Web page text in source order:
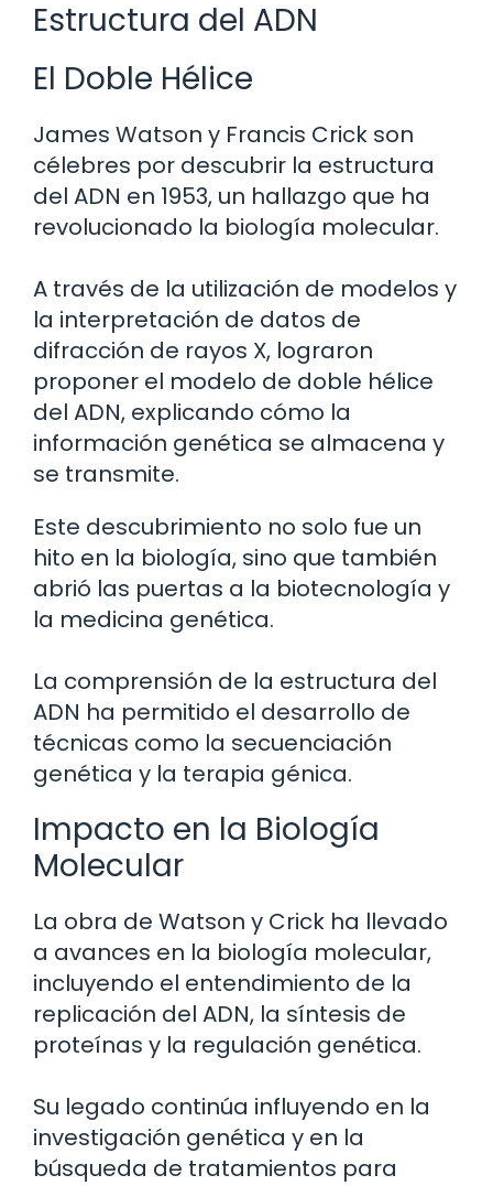
Estructura del ADN
El Doble Hélice
James Watson y Francis Crick son
célebres por descubrir la estructura
del ADN en 1953, un hallazgo que ha
revolucionado la biología molecular.
A través de la utilización de modelos y
la interpretación de datos de
difracción de rayos X, lograron
proponer el modelo de doble hélice
del ADN, explicando cómo la
información genética se almacena y
se transmite.
Este descubrimiento no solo fue un
hito en la biología, sino que también
abrió las puertas a la biotecnología y
la medicina genética.
La comprensión de la estructura del
ADN ha permitido el desarrollo de
técnicas como la secuenciación
genética y la terapia génica.
Impacto en la Biología
Molecular
La obra de Watson y Crick ha llevado
a avances en la biología molecular,
incluyendo el entendimiento de la
replicación del ADN, la síntesis de
proteínas y la regulación genética.
Su legado continúa influyendo en la
investigación genética y en la
búsqueda de tratamientos para